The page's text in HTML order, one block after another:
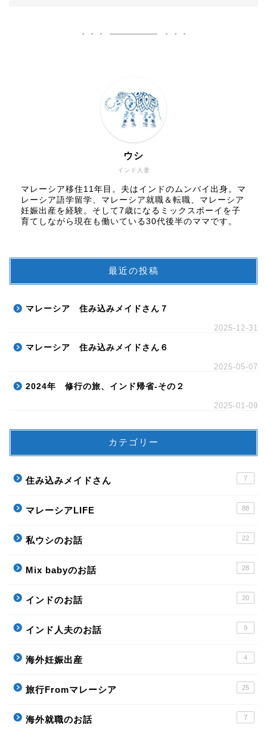
インド人妻
ウシ
マレーシア移住11年目。夫はインドのムンバイ出身。マ
レーシア語学留学、マレーシア就職＆転職、マレーシア
妊娠出産を経験。そして7歳になるミックスボーイを子
育てしながら現在も働いている30代後半のママです。
最近の投稿
マレーシア 住み込みメイドさん７
2025-12-31
マレーシア 住み込みメイドさん６
2025-05-07
2024年 修行の旅、インド帰省-その２
2025-01-09
カテゴリー
住み込みメイドさん 7
マレーシアLIFE 88
私ウシのお話 22
Mix babyのお話 28
インドのお話 20
インド人夫のお話 9
海外妊娠出産 4
旅行Fromマレーシア 25
海外就職のお話 7